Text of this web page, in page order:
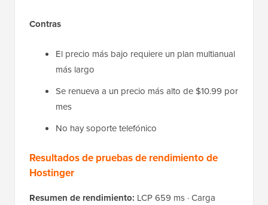
Contras
El precio más bajo requiere un plan multianual
más largo
Se renueva a un precio más alto de $10.99 por
mes
No hay soporte telefónico
Resultados de pruebas de rendimiento de
Hostinger
Resumen de rendimiento: LCP 659 ms · Carga